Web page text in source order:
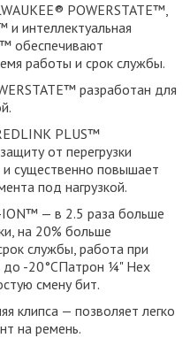
POWERSTATE™,
интеллектуальная
обеспечивают
работы и срок службы.
разработан для
PLUS™
от перегрузки
и существенно повышает
под нагрузкой.
— в 2.5 раза больше
на 20% больше
службы, работа при
до -20°СПатрон ¼" Hex
смену бит.
клипса — позволяет легко
на ремень.